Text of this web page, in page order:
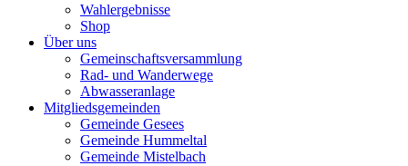
Wahlergebnisse
Shop
Über uns
Gemeinschaftsversammlung
Rad- und Wanderwege
Abwasseranlage
Mitgliedsgemeinden
Gemeinde Gesees
Gemeinde Hummeltal
Gemeinde Mistelbach